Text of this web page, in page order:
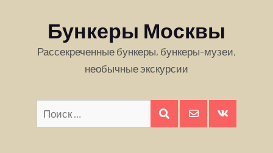
Бункеры Москвы
Рассекреченные бункеры, бункеры-музеи,
необычные экскурсии
Искать:
ПОИСК